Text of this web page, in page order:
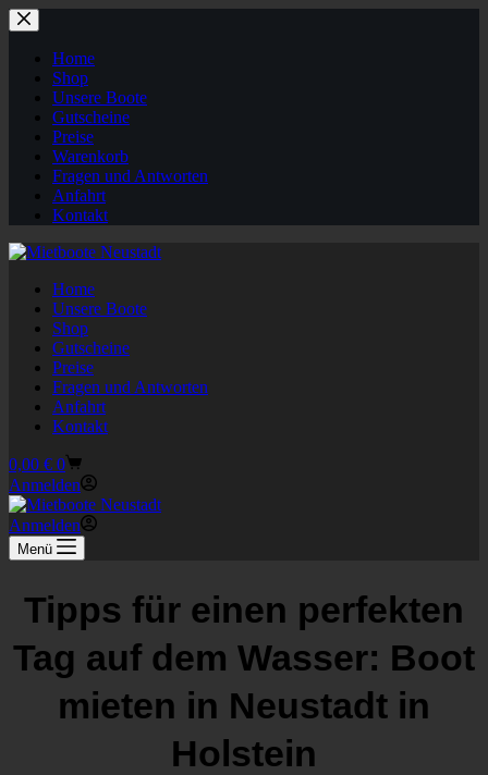
Zum
Inhalt
springenHome
Shop
Unsere Boote
Gutscheine
Preise
Warenkorb
Fragen und Antworten
Anfahrt
Kontakt
Home
Unsere Boote
Shop
Gutscheine
Preise
Fragen und Antworten
Anfahrt
Kontakt
Warenkorb
0,00 € 0
Anmelden
Anmelden
Menü
Tipps für einen perfekten
Tag auf dem Wasser: Boot
mieten in Neustadt in
Holstein